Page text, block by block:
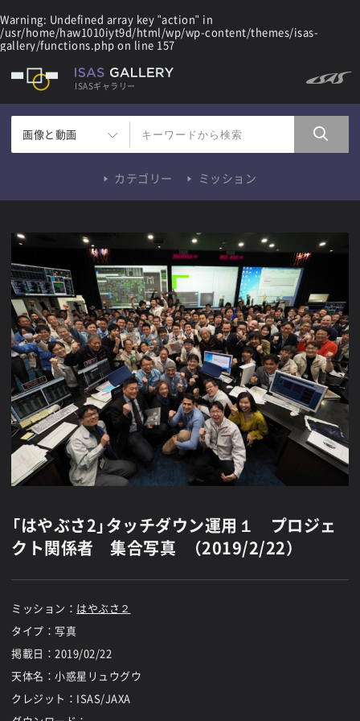
Warning: Undefined array key "action" in
/usr/home/haw1010iyt9d/html/wp/wp-content/themes/isas-
gallery/functions.php on line 157
ISASギャラリー
画像と動画
カテゴリー ミッション
「はやぶさ2」タッチダウン運用１ プロジェ
クト関係者 集合写真 （2019/2/22）
ミッション： はやぶさ２
タイプ：写真
掲載日： 2019/02/22
天体名：小惑星リュウグウ
クレジット：ISAS/JAXA